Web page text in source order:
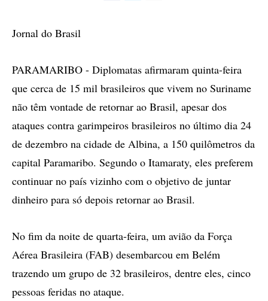
Jornal do Brasil
PARAMARIBO - Diplomatas afirmaram quinta-feira
que cerca de 15 mil brasileiros que vivem no Suriname
não têm vontade de retornar ao Brasil, apesar dos
ataques contra garimpeiros brasileiros no último dia 24
de dezembro na cidade de Albina, a 150 quilômetros da
capital Paramaribo. Segundo o Itamaraty, eles preferem
continuar no país vizinho com o objetivo de juntar
dinheiro para só depois retornar ao Brasil.
No fim da noite de quarta-feira, um avião da Força
Aérea Brasileira (FAB) desembarcou em Belém
trazendo um grupo de 32 brasileiros, dentre eles, cinco
pessoas feridas no ataque.